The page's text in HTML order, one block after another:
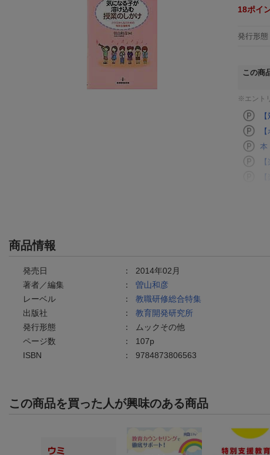
18ポイ
発行形態
この商
※エント
本
商品情報
発売日 ： 2014年02月
著者／編集
： 曽山和彦
レーベル
： 教職研修総合特集
出版社
： 教育開発研究所
発行形態
：
ムックその他
ページ数
： 107p
ISBN
： 9784873806563
この商品を買った人が興味のある商品